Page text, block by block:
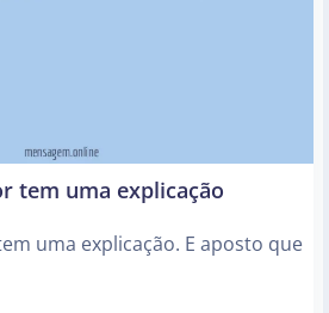
tem uma explicação
uma explicação. E aposto que